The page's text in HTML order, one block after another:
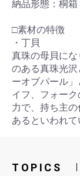
納品形態：桐箱
□素材の特徴
・丁貝
真珠の母貝に
のある真珠光
ーオブパール
イフ、フォー
力で、持ち主
あるといわれて
TOPICS